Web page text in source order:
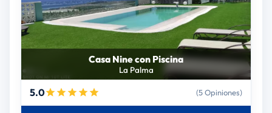
Casa Nine con Piscina
La Palma
5.0 (5 Opiniones)